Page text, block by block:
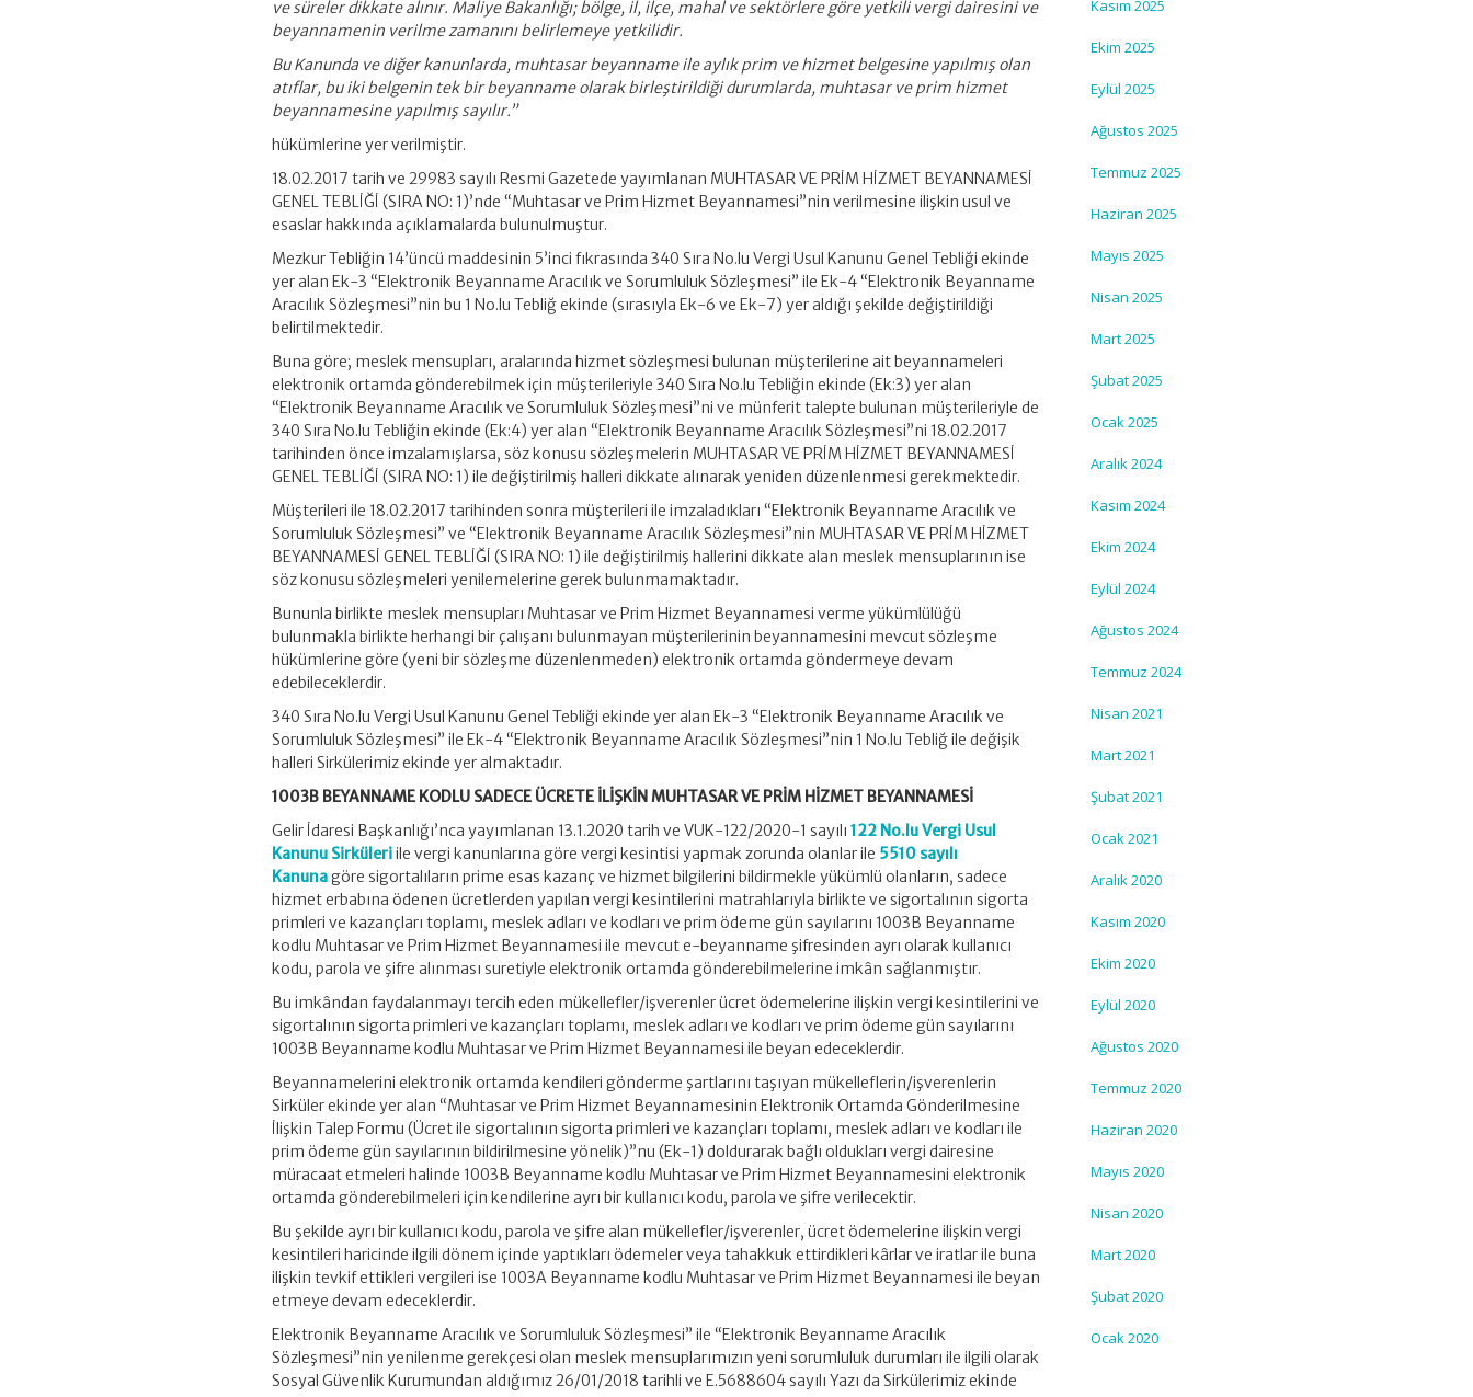
ve süreler dikkate alınır. Maliye Bakanlığı; bölge, il, ilçe, mahal ve sektörlere göre yetkili vergi dairesini ve
beyannamenin verilme zamanını belirlemeye yetkilidir.
Bu Kanunda ve diğer kanunlarda, muhtasar beyanname ile aylık prim ve hizmet belgesine yapılmış olan
atıflar, bu iki belgenin tek bir beyanname olarak birleştirildiği durumlarda, muhtasar ve prim hizmet
beyannamesine yapılmış sayılır.”
hükümlerine yer verilmiştir.
18.02.2017 tarih ve 29983 sayılı Resmi Gazetede yayımlanan MUHTASAR VE PRİM HİZMET BEYANNAMESİ
GENEL TEBLİĞİ (SIRA NO: 1)’nde “Muhtasar ve Prim Hizmet Beyannamesi”nin verilmesine ilişkin usul ve
esaslar hakkında açıklamalarda bulunulmuştur.
Mezkur Tebliğin 14’üncü maddesinin 5’inci fıkrasında 340 Sıra No.lu Vergi Usul Kanunu Genel Tebliği ekinde
yer alan Ek-3 “Elektronik Beyanname Aracılık ve Sorumluluk Sözleşmesi” ile Ek-4 “Elektronik Beyanname
Aracılık Sözleşmesi”nin bu 1 No.lu Tebliğ ekinde (sırasıyla Ek-6 ve Ek-7) yer aldığı şekilde değiştirildiği
belirtilmektedir.
Buna göre; meslek mensupları, aralarında hizmet sözleşmesi bulunan müşterilerine ait beyannameleri
elektronik ortamda gönderebilmek için müşterileriyle 340 Sıra No.lu Tebliğin ekinde (Ek:3) yer alan
“Elektronik Beyanname Aracılık ve Sorumluluk Sözleşmesi”ni ve münferit talepte bulunan müşterileriyle de
340 Sıra No.lu Tebliğin ekinde (Ek:4) yer alan “Elektronik Beyanname Aracılık Sözleşmesi”ni 18.02.2017
tarihinden önce imzalamışlarsa, söz konusu sözleşmelerin MUHTASAR VE PRİM HİZMET BEYANNAMESİ
GENEL TEBLİĞİ (SIRA NO: 1) ile değiştirilmiş halleri dikkate alınarak yeniden düzenlenmesi gerekmektedir.
Müşterileri ile 18.02.2017 tarihinden sonra müşterileri ile imzaladıkları “Elektronik Beyanname Aracılık ve
Sorumluluk Sözleşmesi” ve “Elektronik Beyanname Aracılık Sözleşmesi”nin MUHTASAR VE PRİM HİZMET
BEYANNAMESİ GENEL TEBLİĞİ (SIRA NO: 1) ile değiştirilmiş hallerini dikkate alan meslek mensuplarının ise
söz konusu sözleşmeleri yenilemelerine gerek bulunmamaktadır.
Bununla birlikte meslek mensupları Muhtasar ve Prim Hizmet Beyannamesi verme yükümlülüğü
bulunmakla birlikte herhangi bir çalışanı bulunmayan müşterilerinin beyannamesini mevcut sözleşme
hükümlerine göre (yeni bir sözleşme düzenlenmeden) elektronik ortamda göndermeye devam
edebileceklerdir.
340 Sıra No.lu Vergi Usul Kanunu Genel Tebliği ekinde yer alan Ek-3 “Elektronik Beyanname Aracılık ve
Sorumluluk Sözleşmesi” ile Ek-4 “Elektronik Beyanname Aracılık Sözleşmesi”nin 1 No.lu Tebliğ ile değişik
halleri Sirkülerimiz ekinde yer almaktadır.
1003B BEYANNAME KODLU SADECE ÜCRETE İLİŞKİN MUHTASAR VE PRİM HİZMET BEYANNAMESİ
Gelir İdaresi Başkanlığı’nca yayımlanan 13.1.2020 tarih ve VUK-122/2020-1 sayılı122 No.lu Vergi Usul
Kanunu Sirküleriile vergi kanunlarına göre vergi kesintisi yapmak zorunda olanlar ile 5510 sayılı
Kanunagöre sigortalıların prime esas kazanç ve hizmet bilgilerini bildirmekle yükümlü olanların, sadece
hizmet erbabına ödenen ücretlerden yapılan vergi kesintilerini matrahlarıyla birlikte ve sigortalının sigorta
primleri ve kazançları toplamı, meslek adları ve kodları ve prim ödeme gün sayılarını 1003B Beyanname
kodlu Muhtasar ve Prim Hizmet Beyannamesi ile mevcut e-beyanname şifresinden ayrı olarak kullanıcı
kodu, parola ve şifre alınması suretiyle elektronik ortamda gönderebilmelerine imkân sağlanmıştır.
Bu imkândan faydalanmayı tercih eden mükellefler/işverenler ücret ödemelerine ilişkin vergi kesintilerini ve
sigortalının sigorta primleri ve kazançları toplamı, meslek adları ve kodları ve prim ödeme gün sayılarını
1003B Beyanname kodlu Muhtasar ve Prim Hizmet Beyannamesi ile beyan edeceklerdir.
Beyannamelerini elektronik ortamda kendileri gönderme şartlarını taşıyan mükelleflerin/işverenlerin
Sirküler ekinde yer alan “Muhtasar ve Prim Hizmet Beyannamesinin Elektronik Ortamda Gönderilmesine
İlişkin Talep Formu (Ücret ile sigortalının sigorta primleri ve kazançları toplamı, meslek adları ve kodları ile
prim ödeme gün sayılarının bildirilmesine yönelik)”nu (Ek-1) doldurarak bağlı oldukları vergi dairesine
müracaat etmeleri halinde 1003B Beyanname kodlu Muhtasar ve Prim Hizmet Beyannamesini elektronik
ortamda gönderebilmeleri için kendilerine ayrı bir kullanıcı kodu, parola ve şifre verilecektir.
Bu şekilde ayrı bir kullanıcı kodu, parola ve şifre alan mükellefler/işverenler, ücret ödemelerine ilişkin vergi
kesintileri haricinde ilgili dönem içinde yaptıkları ödemeler veya tahakkuk ettirdikleri kârlar ve iratlar ile buna
ilişkin tevkif ettikleri vergileri ise 1003A Beyanname kodlu Muhtasar ve Prim Hizmet Beyannamesi ile beyan
etmeye devam edeceklerdir.
Elektronik Beyanname Aracılık ve Sorumluluk Sözleşmesi” ile “Elektronik Beyanname Aracılık
Sözleşmesi”nin yenilenme gerekçesi olan meslek mensuplarımızın yeni sorumluluk durumları ile ilgili olarak
Sosyal Güvenlik Kurumundan aldığımız 26/01/2018 tarihli ve E.5688604 sayılı Yazı da Sirkülerimiz ekinde
Kasım 2025
Ekim 2025
Eylül 2025
Ağustos 2025
Temmuz 2025
Haziran 2025
Mayıs 2025
Nisan 2025
Mart 2025
Şubat 2025
Ocak 2025
Aralık 2024
Kasım 2024
Ekim 2024
Eylül 2024
Ağustos 2024
Temmuz 2024
Nisan 2021
Mart 2021
Şubat 2021
Ocak 2021
Aralık 2020
Kasım 2020
Ekim 2020
Eylül 2020
Ağustos 2020
Temmuz 2020
Haziran 2020
Mayıs 2020
Nisan 2020
Mart 2020
Şubat 2020
Ocak 2020